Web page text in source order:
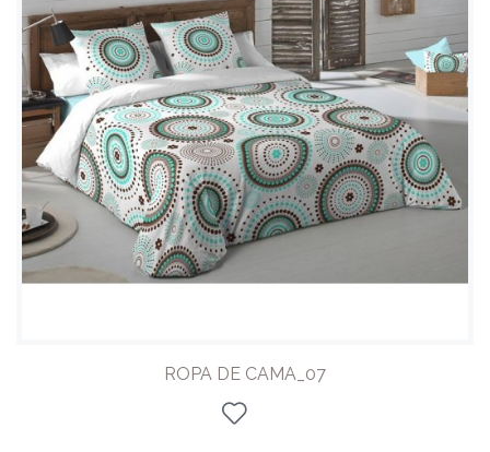
ROPA DE CAMA_07